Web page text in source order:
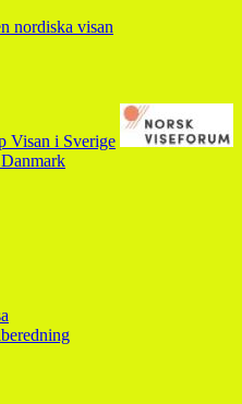
nordiska visan